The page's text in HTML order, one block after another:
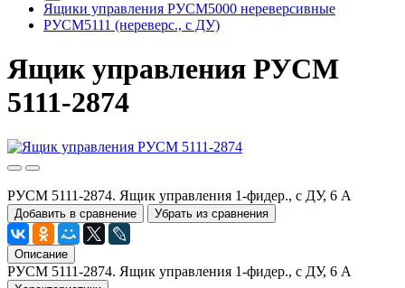
Ящики управления РУСМ5000 нереверсивные
РУСМ5111 (нереверс., с ДУ)
Ящик управления РУСМ
5111-2874
РУСМ 5111-2874. Ящик управления 1-фидер., с ДУ, 6 А
Добавить в сравнение Убрать из сравнения
Описание
РУСМ 5111-2874. Ящик управления 1-фидер., с ДУ, 6 А